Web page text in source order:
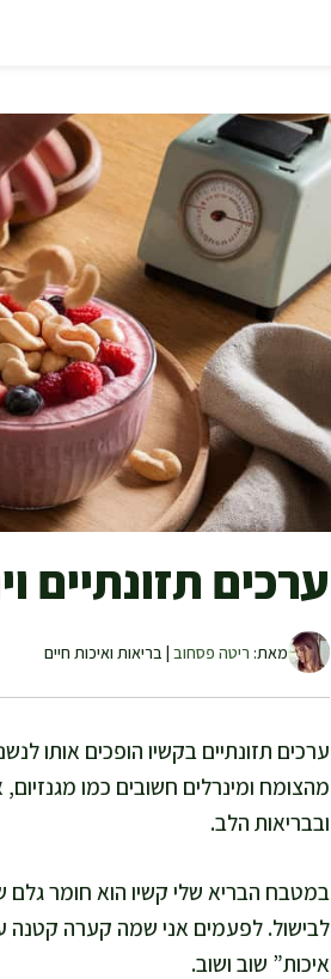
ערכים תזונתיים
מאת: ריטה פסחוב | בריאות ואיכות חיים
ערכים תזונתיים בקשיו הופכים אותו
מהצומח ומינרלים חשובים כמו
ובבריאות הלב.
במטבח הבריא שלי קשיו הוא חומר גלם
לבישול. לפעמים אני שמה קערה קטנה
איכות” שוב ושוב.